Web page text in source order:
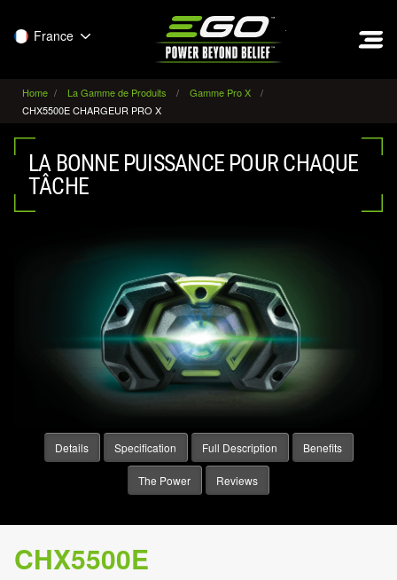
France
Home La Gamme de Produits
Gamme Pro X
CHX5500E CHARGEUR PRO X
LA BONNE PUISSANCE POUR CHAQUE
TÂCHE
Details Specification Full Description Benefits
The Power Reviews
CHX5500E